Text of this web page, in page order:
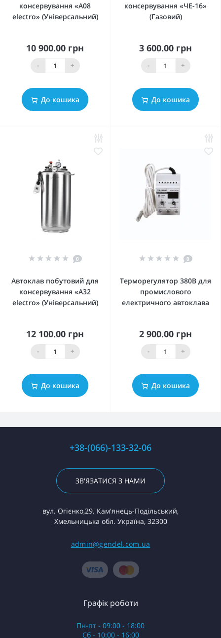
консервування «А08
electro» (Універсальний)
10 900.00 грн
- +
До кошика
консервування «ЧЕ-16»
(Газовий)
3 600.00 грн
- +
До кошика
0
Автоклав побутовий для
консервування «А32
electro» (Універсальний)
12 100.00 грн
- +
До кошика
0
Терморегулятор 380В для
промислового
електричного автоклава
2 900.00 грн
- +
До кошика
+38-(066)-133-32-06
ЗВ'ЯЗАТИСЯ З НАМИ
вул. Огієнко,29. Кам'янець-Подільський,
Хмельницька обл. Україна, 32300
admin@gendel.com.ua
Графік роботи
Пн-пт - 09:00 - 18:00
Сб - 10:00 - 16:00